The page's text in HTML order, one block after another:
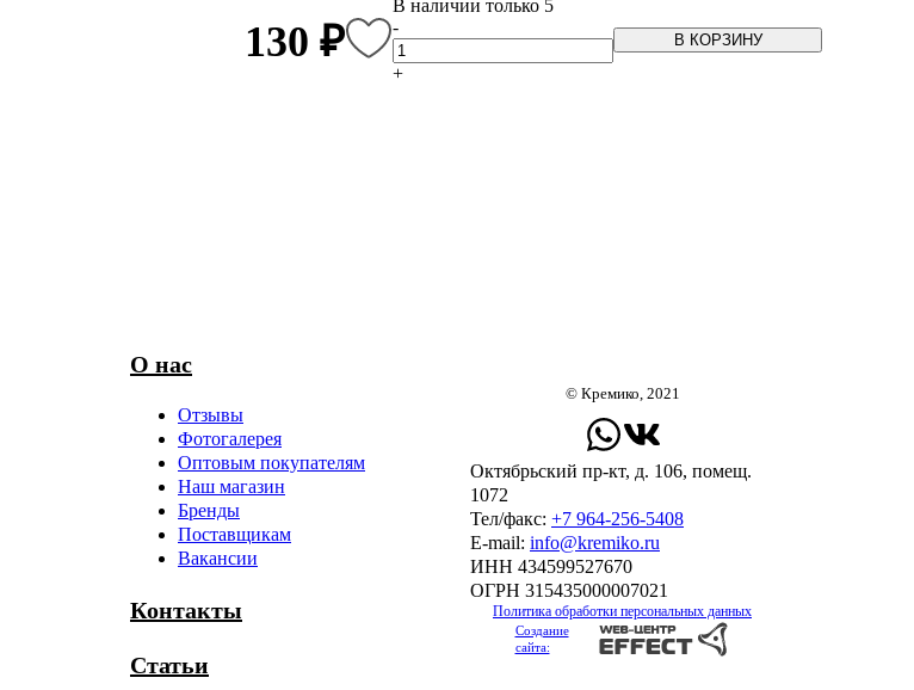
130 ₽
В наличии только 5
-
+
В КОРЗИНУ
О нас
Отзывы
Фотогалерея
Оптовым покупателям
Наш магазин
Бренды
Поставщикам
Вакансии
Контакты
Статьи
© Кремико, 2021
Октябрьский пр-кт, д. 106, помещ.
1072
Тел/факс: +7 964-256-5408
Е-mail: info@kremiko.ru
ИНН 434599527670
ОГРН 315435000007021
Политика обработки персональных данных
Создание
сайта: